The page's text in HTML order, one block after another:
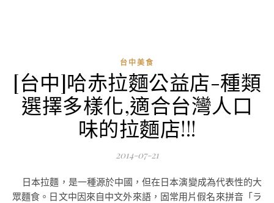
台中美食
[台中]哈赤拉麵公益店-種類
選擇多樣化,適合台灣人口
味的拉麵店!!!
2014-07-21
日本拉麵，是一種源於中國，但在日本演變成為代表性的大
眾麵食。日文中因來自中文外來語，固常用片假名來拼音「ラ